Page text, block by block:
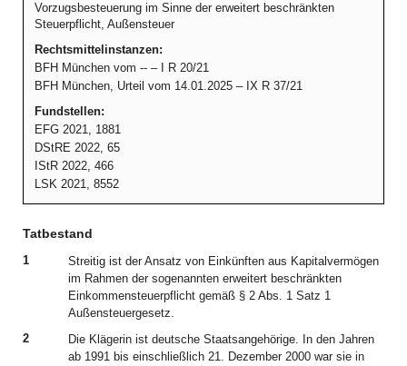
Vorzugsbesteuerung im Sinne der erweitert beschränkten
Steuerpflicht, Außensteuer
Rechtsmittelinstanzen:
BFH München vom -- – I R 20/21
BFH München, Urteil vom 14.01.2025 – IX R 37/21
Fundstellen:
EFG 2021, 1881
DStRE 2022, 65
IStR 2022, 466
LSK 2021, 8552
Tatbestand
1
Streitig ist der Ansatz von Einkünften aus Kapitalvermögen
im Rahmen der sogenannten erweitert beschränkten
Einkommensteuerpflicht gemäß § 2 Abs. 1 Satz 1
Außensteuergesetz.
2
Die Klägerin ist deutsche Staatsangehörige. In den Jahren
ab 1991 bis einschließlich 21. Dezember 2000 war sie in